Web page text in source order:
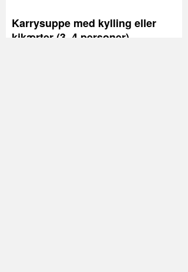
Karrysuppe med kylling eller
kikærter (3–4 personer)